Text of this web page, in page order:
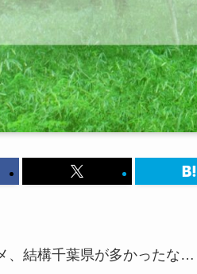
、結構千葉県が多かったな